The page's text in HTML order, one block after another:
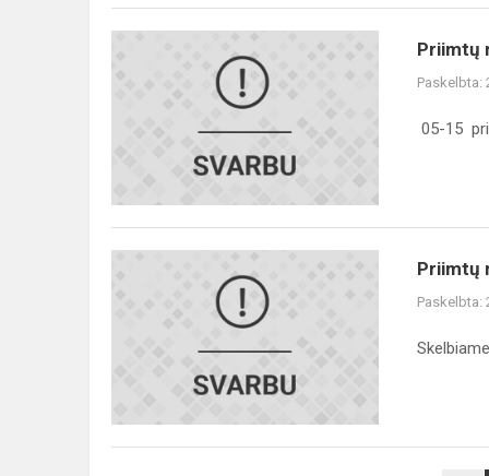
Priimtų
Paskelbta:
05-15
Priimtų
Paskelbta: